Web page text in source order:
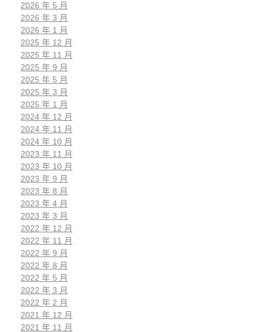
2026 年 5 月
2026 年 3 月
2026 年 1 月
2025 年 12 月
2025 年 11 月
2025 年 9 月
2025 年 5 月
2025 年 3 月
2025 年 1 月
2024 年 12 月
2024 年 11 月
2024 年 10 月
2023 年 11 月
2023 年 10 月
2023 年 9 月
2023 年 8 月
2023 年 4 月
2023 年 3 月
2022 年 12 月
2022 年 11 月
2022 年 9 月
2022 年 8 月
2022 年 5 月
2022 年 3 月
2022 年 2 月
2021 年 12 月
2021 年 11 月